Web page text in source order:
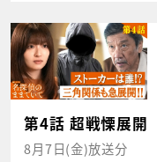
第4話 超戦慄展開
8月7日(金)放送分